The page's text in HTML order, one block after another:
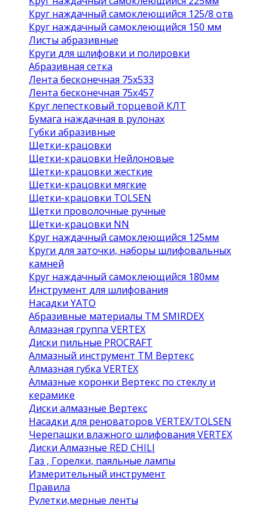
Круг наждачный самоклеющийся 125/8 отв
Круг наждачный самоклеющийся 150 мм
Листы абразивные
Круги для шлифовки и полировки
Абразивная сетка
Лента бесконечная 75х533
Лента бесконечная 75х457
Круг лепестковый торцевой КЛТ
Бумага наждачная в рулонах
Губки абразивные
Щетки-крацовки
Щетки-крацовки Нейлоновые
Щетки-крацовки жесткие
Щетки-крацовки мягкие
Щетки-крацовки TOLSEN
Щетки проволочные ручные
Щетки-крацовки NN
Круг наждачный самоклеющийся 125мм
Круги для заточки, наборы шлифовальных
камней
Круг наждачный самоклеющийся 180мм
Инструмент для шлифования
Насадки YATO
Абразивные материалы ТМ SMIRDEX
Алмазная группа VERTEX
Диски пильные PROCRAFT
Алмазный инструмент ТМ Вертекс
Алмазная губка VERTEX
Алмазные коронки Вертекс по стеклу и
керамике
Диски алмазные Вертекс
Насадки для реноваторов VERTEX/TOLSEN
Черепашки влажного шлифования VERTEX
Диски Алмазные RED CHILI
Газ , Горелки, паяльные лампы
Измерительный инструмент
Правила
Рулетки,мерные ленты